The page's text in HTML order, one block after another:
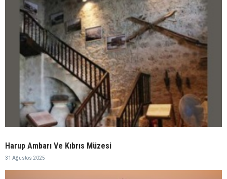
Harup Ambarı Ve Kıbrıs Müzesi
31 Ağustos 2025